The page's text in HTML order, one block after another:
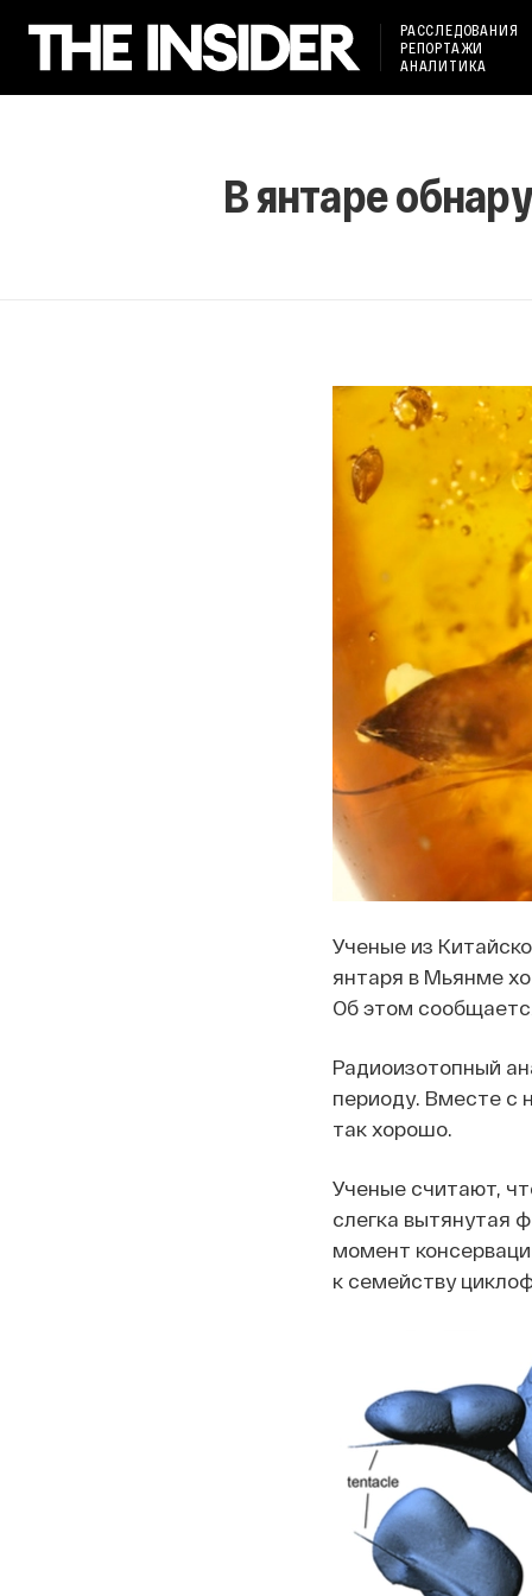
РАССЛЕДОВАНИЯ
РЕПОРТАЖИ
АНАЛИТИКА
В янтаре
Ученые из
янтаря в Мьянме
Об этом
Радиоизотопный
периоду. Вместе с
так хорошо.
Ученые считают,
слегка вытянутая
момент
к семейству